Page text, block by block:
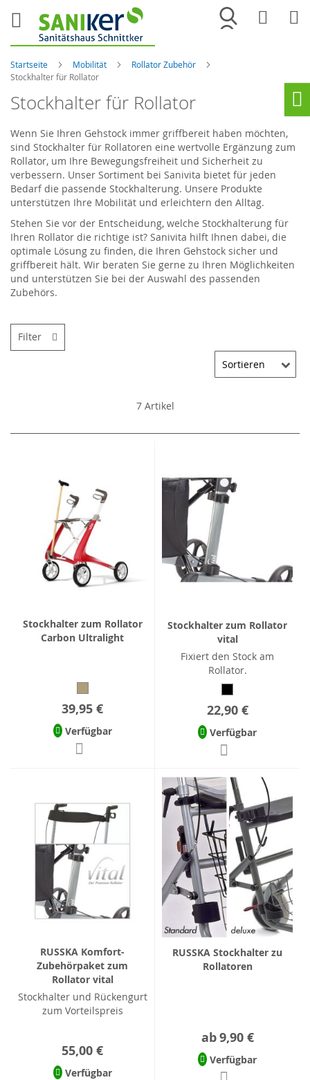
Merkliste
Startseite Mobilität
Rollator Zubehör
Stockhalter für Rollator
Stockhalter für Rollator
Wenn Sie Ihren Gehstock immer griffbereit haben möchten,
sind Stockhalter für Rollatoren eine wertvolle Ergänzung zum
Rollator, um Ihre Bewegungsfreiheit und Sicherheit zu
verbessern. Unser Sortiment bei Sanivita bietet für jeden
Bedarf die passende Stockhalterung. Unsere Produkte
unterstützen Ihre Mobilität und erleichtern den Alltag.
Stehen Sie vor der Entscheidung, welche Stockhalterung für
Ihren Rollator die richtige ist? Sanivita hilft Ihnen dabei, die
optimale Lösung zu finden, die Ihren Gehstock sicher und
griffbereit hält. Wir beraten Sie gerne zu Ihren Möglichkeiten
und unterstützen Sie bei der Auswahl des passenden
Zubehörs.
7Artikel
Stockhalter zum Rollator
Carbon Ultralight
39,95 €
Verfügbar
Stockhalter zum Rollator
vital
Fixiert den Stock am
Rollator.
22,90 €
Verfügbar
RUSSKA Komfort-
Zubehörpaket zum
Rollator vital
Stockhalter und Rückengurt
zum Vorteilspreis
55,00 €
Verfügbar
RUSSKA Stockhalter zu
Rollatoren
ab9,90 €
Verfügbar
Filter